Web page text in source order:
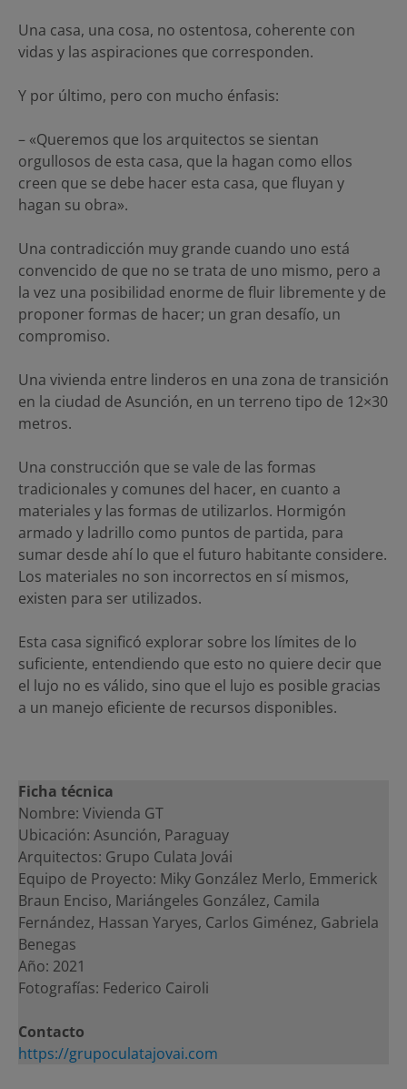
Una casa, una cosa, no ostentosa, coherente con
vidas y las aspiraciones que corresponden.
Y por último, pero con mucho énfasis:
– «Queremos que los arquitectos se sientan
orgullosos de esta casa, que la hagan como ellos
creen que se debe hacer esta casa, que fluyan y
hagan su obra».
Una contradicción muy grande cuando uno está
convencido de que no se trata de uno mismo, pero a
la vez una posibilidad enorme de fluir libremente y de
proponer formas de hacer; un gran desafío, un
compromiso.
Una vivienda entre linderos en una zona de transición
en la ciudad de Asunción, en un terreno tipo de 12×30
metros.
Una construcción que se vale de las formas
tradicionales y comunes del hacer, en cuanto a
materiales y las formas de utilizarlos. Hormigón
armado y ladrillo como puntos de partida, para
sumar desde ahí lo que el futuro habitante considere.
Los materiales no son incorrectos en sí mismos,
existen para ser utilizados.
Esta casa significó explorar sobre los límites de lo
suficiente, entendiendo que esto no quiere decir que
el lujo no es válido, sino que el lujo es posible gracias
a un manejo eficiente de recursos disponibles.
Ficha técnica
Nombre: Vivienda GT
Ubicación: Asunción, Paraguay
Arquitectos: Grupo Culata Jovái
Equipo de Proyecto: Miky González Merlo, Emmerick
Braun Enciso, Mariángeles González, Camila
Fernández, Hassan Yaryes, Carlos Giménez, Gabriela
Benegas
Año: 2021
Fotografías: Federico Cairoli
Contacto
https://grupoculatajovai.com